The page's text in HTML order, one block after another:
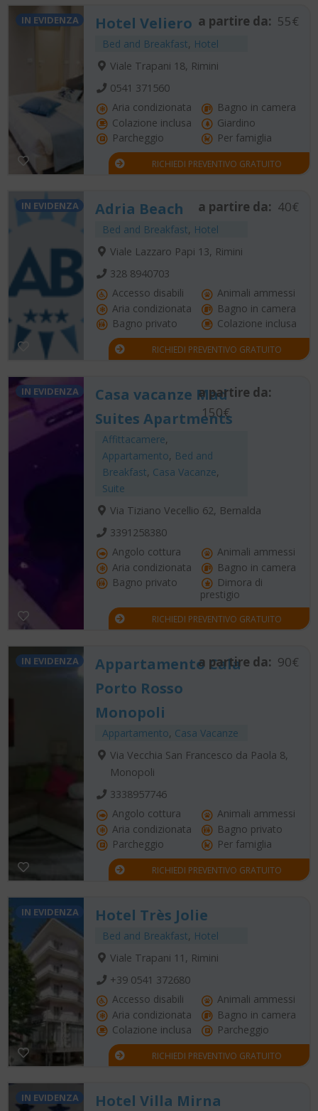
Hotel Veliero
Bed and Breakfast, Hotel
a partire da: 55€
Viale Trapani 18, Rimini
0541 371560
Aria condizionata
Bagno in camera
Colazione inclusa
Giardino
Parcheggio
Per famiglia
RICHIEDI PREVENTIVO GRATUITO
IN EVIDENZA
Adria Beach
Bed and Breakfast, Hotel
a partire da: 40€
Viale Lazzaro Papi 13, Rimini
328 8940703
Accesso disabili
Animali ammessi
Aria condizionata
Bagno in camera
Bagno privato
Colazione inclusa
RICHIEDI PREVENTIVO GRATUITO
IN EVIDENZA
Casa vacanze Mad
Suites Apartments
Affittacamere,
Appartamento, Bed and
Breakfast, Casa Vacanze,
Suite
a partire da:
150€
Via Tiziano Vecellio 62, Bernalda
3391258380
Angolo cottura
Animali ammessi
Aria condizionata
Bagno in camera
Bagno privato
Dimora di
prestigio
RICHIEDI PREVENTIVO GRATUITO
IN EVIDENZA
Appartamento Cala
Porto Rosso
Monopoli
Appartamento, Casa Vacanze
a partire da: 90€
Via Vecchia San Francesco da Paola 8,
Monopoli
3338957746
Angolo cottura
Animali ammessi
Aria condizionata
Bagno privato
Parcheggio
Per famiglia
RICHIEDI PREVENTIVO GRATUITO
IN EVIDENZA
Hotel Très Jolie
Bed and Breakfast, Hotel
Viale Trapani 11, Rimini
+39 0541 372680
Accesso disabili
Animali ammessi
Aria condizionata
Bagno in camera
Colazione inclusa
Parcheggio
RICHIEDI PREVENTIVO GRATUITO
IN EVIDENZA
Hotel Villa Mirna
IN EVIDENZA